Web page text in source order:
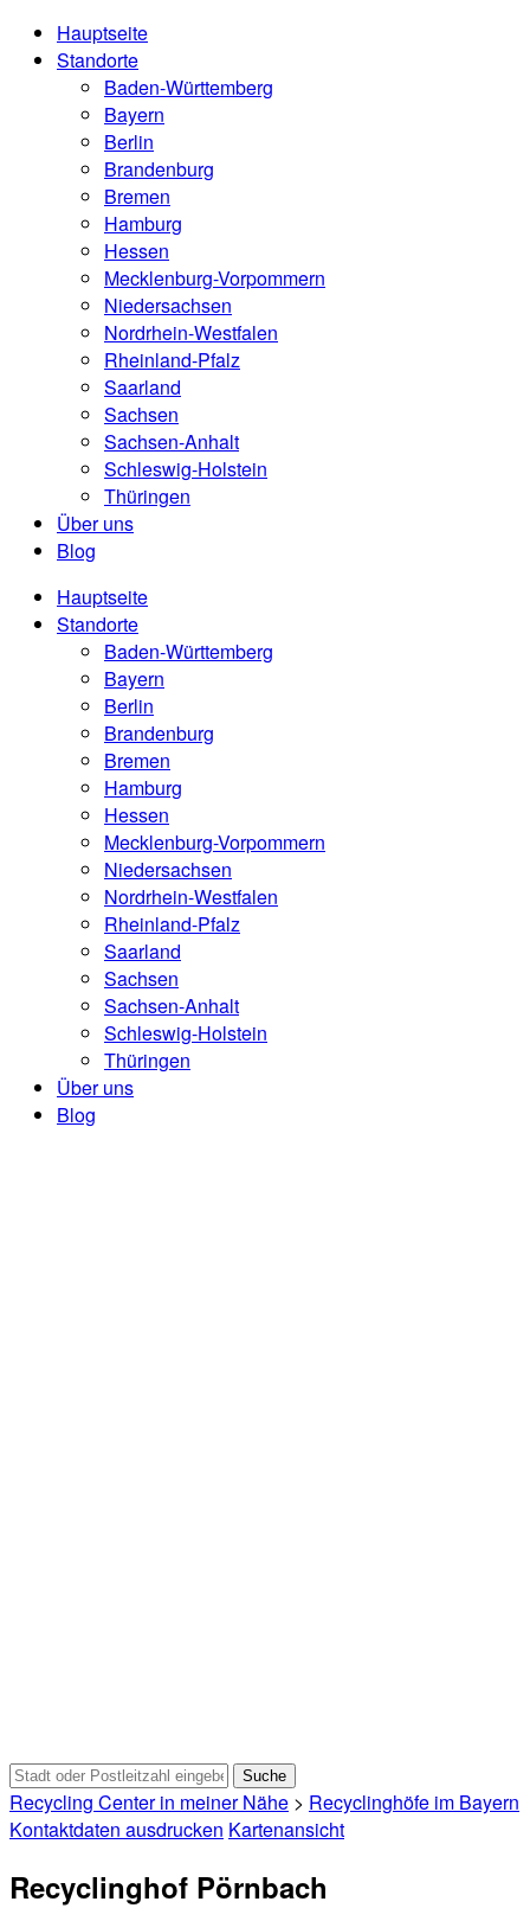
Hauptseite
Standorte
Baden-Württemberg
Bayern
Berlin
Brandenburg
Bremen
Hamburg
Hessen
Mecklenburg-Vorpommern
Niedersachsen
Nordrhein-Westfalen
Rheinland-Pfalz
Saarland
Sachsen
Sachsen-Anhalt
Schleswig-Holstein
Thüringen
Über uns
Blog
Hauptseite
Standorte
Baden-Württemberg
Bayern
Berlin
Brandenburg
Bremen
Hamburg
Hessen
Mecklenburg-Vorpommern
Niedersachsen
Nordrhein-Westfalen
Rheinland-Pfalz
Saarland
Sachsen
Sachsen-Anhalt
Schleswig-Holstein
Thüringen
Über uns
Blog
Recycling Center in meiner Nähe > Recyclinghöfe im Bayern
Kontaktdaten ausdrucken Kartenansicht
Recyclinghof Pörnbach